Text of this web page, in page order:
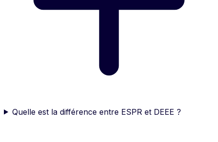
Quelle est la différence entre ESPR et DEEE ?